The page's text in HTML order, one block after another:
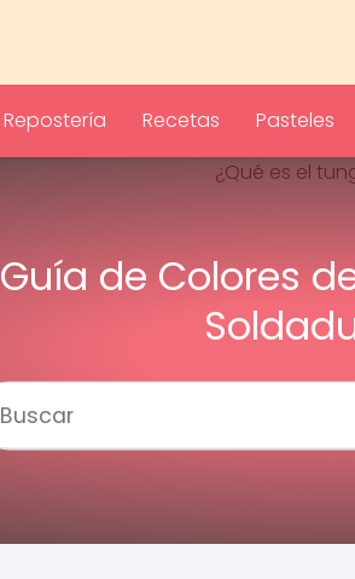
Repostería Recetas Pasteles
Guía de Colores